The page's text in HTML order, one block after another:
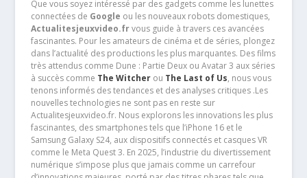
Que vous soyez intéressé par des gadgets comme les lunettes
connectées de Google ou les nouveaux robots domestiques,
Actualitesjeuxvideo.frvous guide à travers ces avancées
fascinantes. Pour les amateurs de cinéma et de séries, plongez
dans l’actualité des productions les plus marquantes. Des films
très attendus comme Dune : Partie Deux ou Avatar 3 aux séries
à succès comme The Witcherou The Last of Us, nous vous
tenons informés des tendances et des analyses critiques .Les
nouvelles technologies ne sont pas en reste sur
Actualitesjeuxvideo.fr. Nous explorons les innovations les plus
fascinantes, des smartphones tels que l’iPhone 16 et le
Samsung Galaxy S24, aux dispositifs connectés et casques VR
comme le Meta Quest 3. En 2025, l’industrie du divertissement
numérique s’impose plus que jamais comme un carrefour